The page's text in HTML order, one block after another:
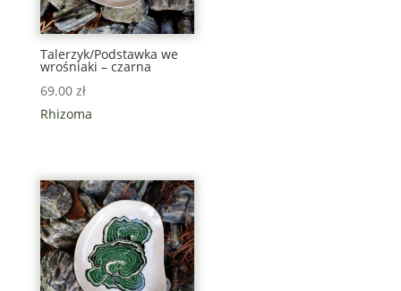
Talerzyk/Podstawka we
wrośniaki – czarna
69.00 zł
Rhizoma